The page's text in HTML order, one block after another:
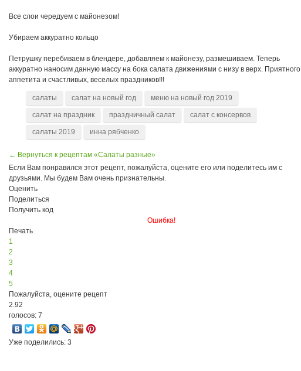
Все слои чередуем с майонезом!
Убираем аккуратно кольцо
Петрушку перебиваем в блендере, добавляем к майонезу, размешиваем. Теперь
аккуратно наносим данную массу на бока салата движениями с низу в верх. Приятного
аппетита и счастливых, веселых праздников!!!
салаты салат на новый год меню на новый год 2019
салат на праздник праздничный салат салат с консервов
салаты 2019 инна рябченко
← Вернуться к рецептам «Салаты разные»
Если Вам понравился этот рецепт, пожалуйста, оцените его или поделитесь им с
друзьями. Мы будем Вам очень признательны.
Оценить
Поделиться
Получить код
Ошибка!
Печать
1
2
3
4
5
Пожалуйста, оцените рецепт
2.92
голосов: 7
Уже поделились: 3